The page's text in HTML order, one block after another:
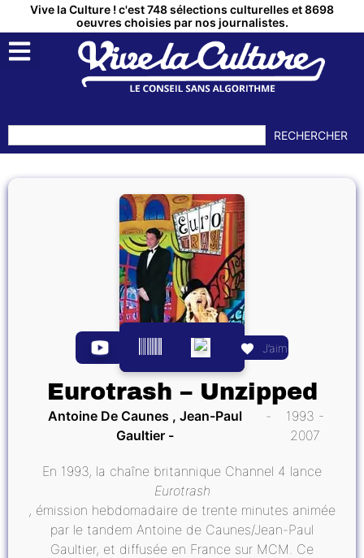
Vive la Culture ! c'est 748 sélections culturelles et 8698
oeuvres choisies par nos journalistes.
RECHERCHER
J’aime
Eurotrash – Unzipped
Antoine De Caunes , Jean-Paul
Gaultier
1993 -
2007
En 1993, la chaîne britannique Channel 4 lance
Eurotrash
, émission hebdomadaire de trente minutes animée
par le tandem Antoine de Caunes/Jean-Paul
Gaultier, et diffusée en France sur MCM. Ce